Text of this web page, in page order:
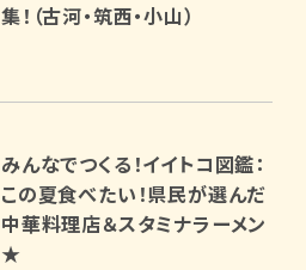
集！（古河・筑西・小山）
みんなでつくる！イイトコ図鑑：
この夏食べたい！県民が選んだ
中華料理店＆スタミナラーメン
★